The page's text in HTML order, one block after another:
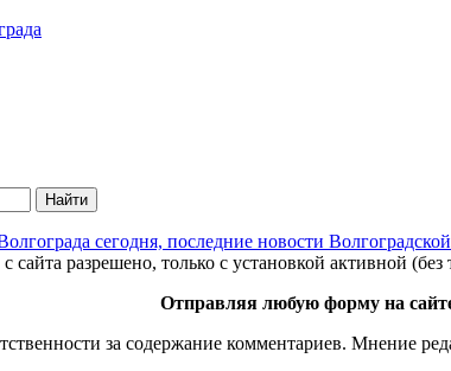
сегодня, последние новости
сайта разрешено, только с установкой активной
Отправляя любую форму на
за содержание комментариев. Мнение